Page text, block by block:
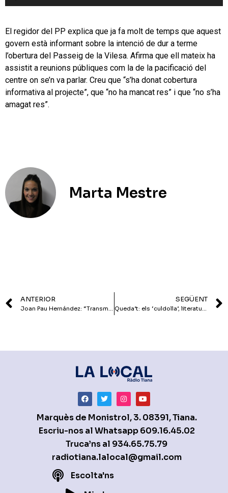
El regidor del PP explica que ja fa molt de temps que aquest
govern està informant sobre la intenció de dur a terme
l’obertura del Passeig de la Vilesa. Afirma que ell mateix ha
assistit a reunions públiques com la de la pacificació del
centre on se’n va parlar. Creu que “s’ha donat cobertura
informativa al projecte”, que “no ha mancat res” i que “no s’ha
amagat res”.
Marta Mestre
ANTERIOR
Joan Pau Hernández: “Transmetre informació errònia pot embrutar una mica”
SEGÜENT
Queda’t: els ‘culdolla’, literatura bilingüe i productes de la terra
Marquès de Monistrol, 3. 08391, Tiana.
Escriu-nos al Whatsapp609.16.45.02
Truca’ns al 934.65.75.79
radiotiana.lalocal@gmail.com
Escolta'ns